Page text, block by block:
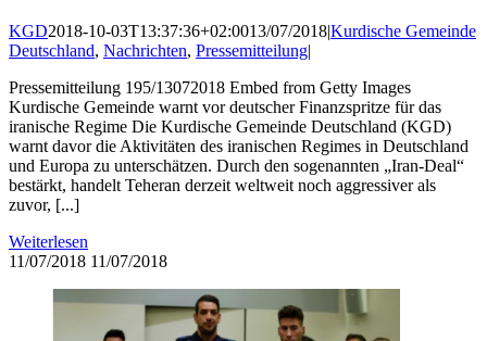
KGD2018-10-03T13:37:36+02:0013/07/2018|Kurdische Gemeinde
Deutschland, Nachrichten, Pressemitteilung|
Pressemitteilung 195/13072018 Embed from Getty Images
Kurdische Gemeinde warnt vor deutscher Finanzspritze für das
iranische Regime Die Kurdische Gemeinde Deutschland (KGD)
warnt davor die Aktivitäten des iranischen Regimes in Deutschland
und Europa zu unterschätzen. Durch den sogenannten „Iran-Deal“
bestärkt, handelt Teheran derzeit weltweit noch aggressiver als
zuvor, [...]
Weiterlesen
11/07/2018 11/07/2018